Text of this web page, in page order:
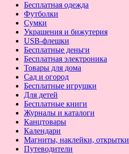
Бесплатная одежда
Футболки
Сумки
Украшения и бижутерия
USB-флешки
Бесплатные деньги
Бесплатная электроника
Товары для дома
Сад и огород
Бесплатные игрушки
Для детей
Бесплатные книги
Журналы и каталоги
Канцтовары
Календари
Магниты, наклейки, открытки
Путеводители